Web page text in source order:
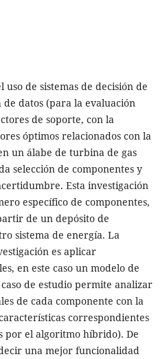
de sistemas de decisión de
datos (para la evaluación
de soporte, con la
óptimos relacionados con la
un álabe de turbina de gas
selección de componentes y
Esta investigación
específico de componentes,
de un depósito de
sistema de energía. La
es aplicar
en este caso un modelo de
de estudio permite analizar
de cada componente con la
correspondientes
por el algoritmo híbrido). De
una mejor funcionalidad